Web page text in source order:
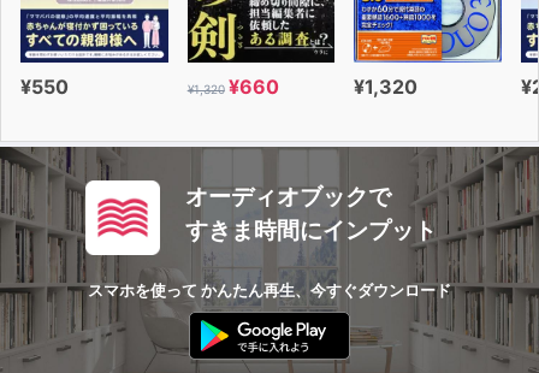
¥550 ¥1,320 ¥660 ¥1,320
オーディオブックで
すきま時間にインプット
スマホを使って かんたん再生、今すぐダウンロード